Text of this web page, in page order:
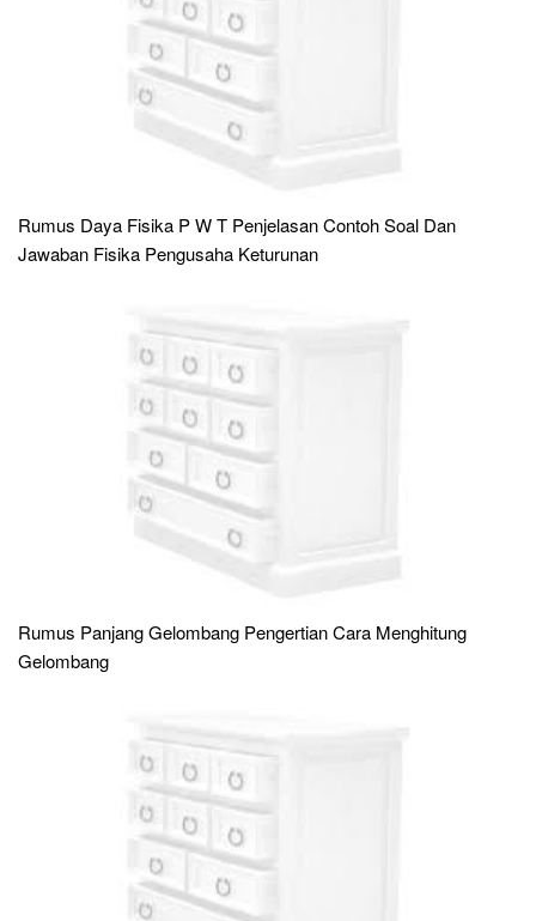
Rumus Daya Fisika P W T Penjelasan Contoh Soal Dan
Jawaban Fisika Pengusaha Keturunan
Rumus Panjang Gelombang Pengertian Cara Menghitung
Gelombang